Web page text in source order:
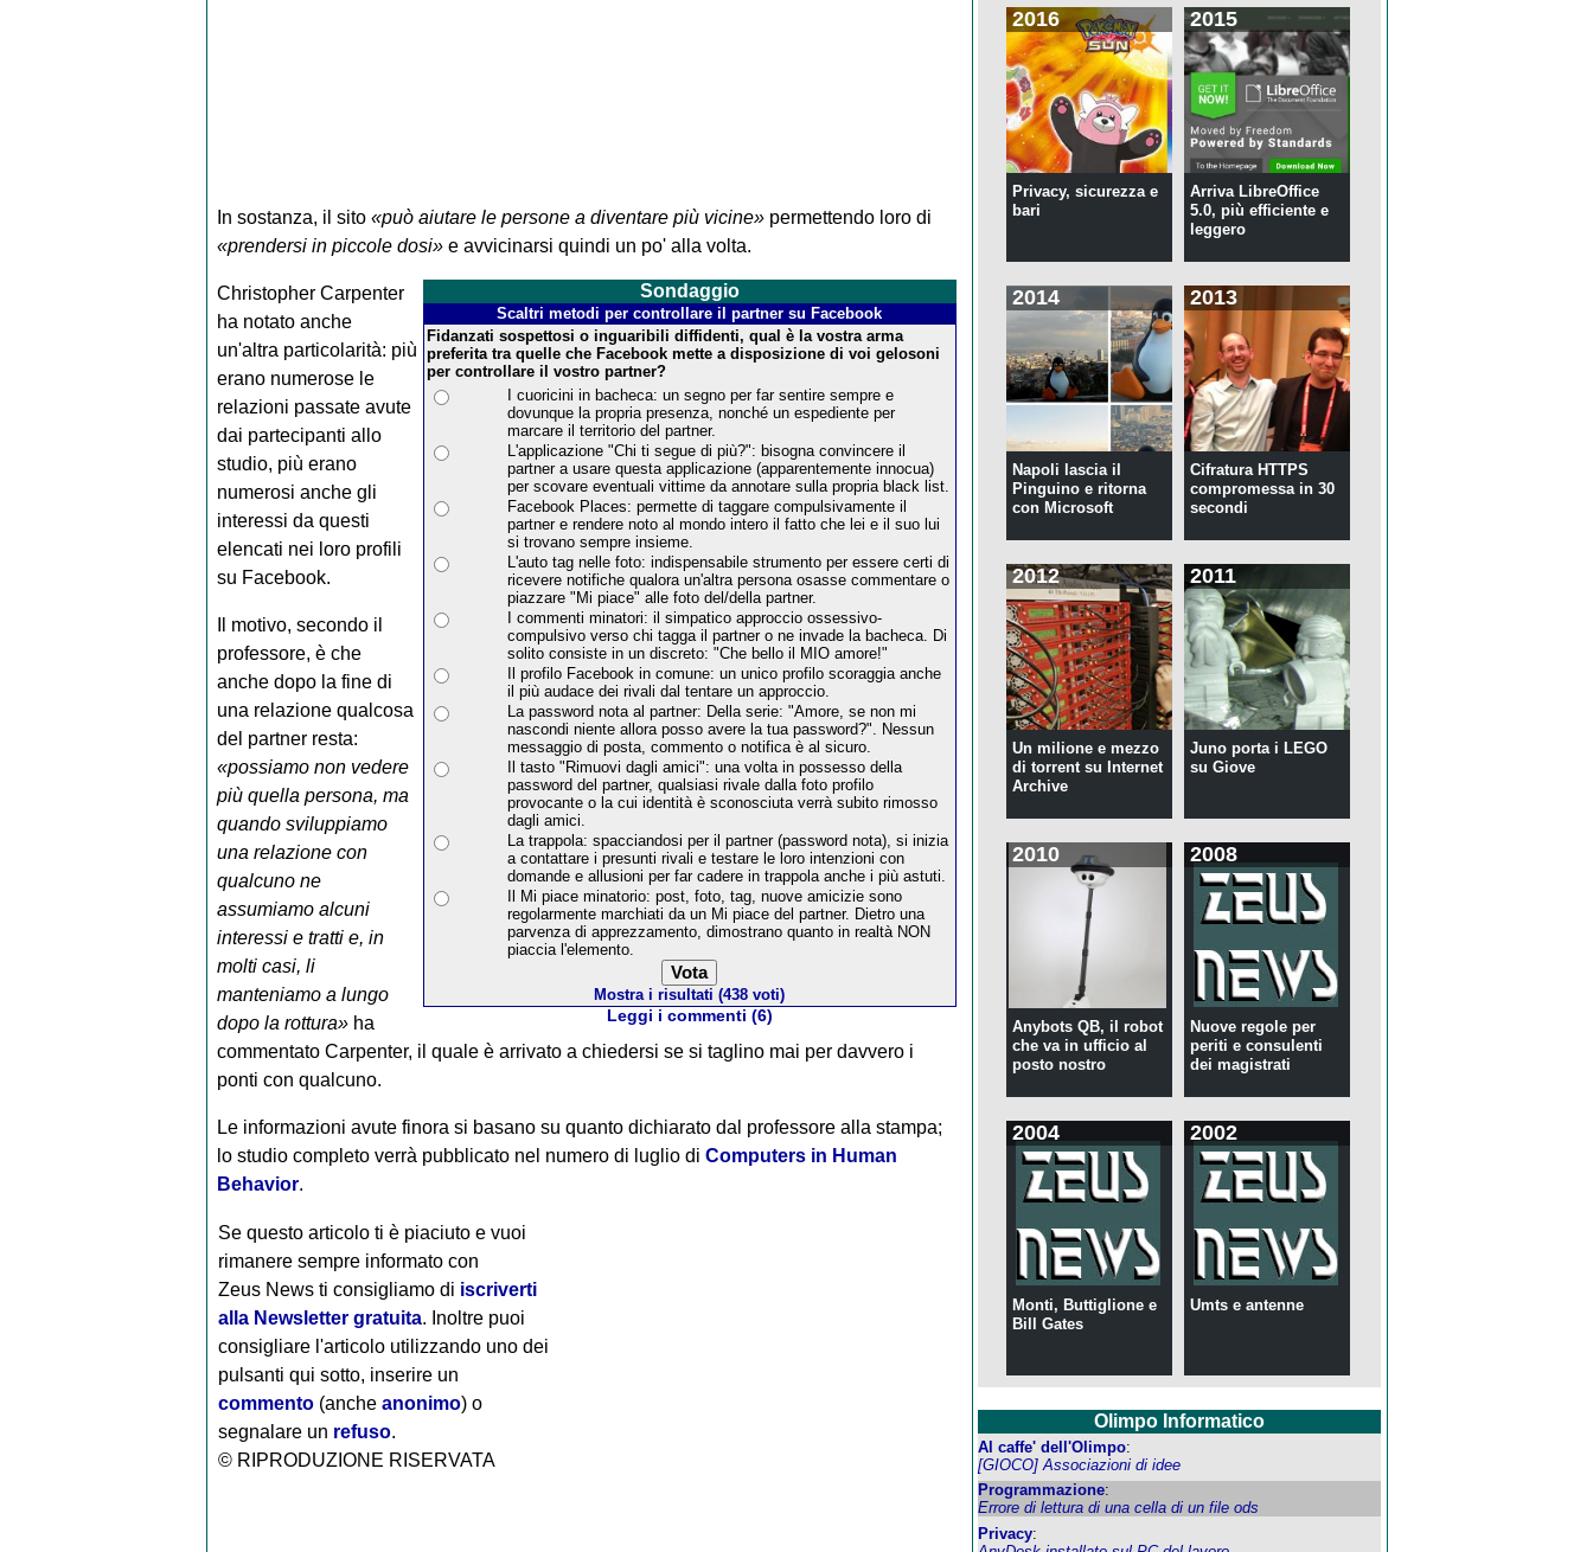
In sostanza, il sito «può aiutare le persone a diventare più vicine»permettendo loro di
«prendersi in piccole dosi»e avvicinarsi quindi un po' alla volta.
Sondaggio
Scaltri metodi per controllare il partner su Facebook
Fidanzati sospettosi o inguaribili diffidenti, qual è la vostra arma
preferita tra quelle che Facebook mette a disposizione di voi gelosoni
per controllare il vostro partner?
I cuoricini in bacheca: un segno per far sentire sempre e
dovunque la propria presenza, nonché un espediente per
marcare il territorio del partner.
L'applicazione "Chi ti segue di più?": bisogna convincere il
partner a usare questa applicazione (apparentemente innocua)
per scovare eventuali vittime da annotare sulla propria black list.
Facebook Places: permette di taggare compulsivamente il
partner e rendere noto al mondo intero il fatto che lei e il suo lui
si trovano sempre insieme.
L'auto tag nelle foto: indispensabile strumento per essere certi di
ricevere notifiche qualora un'altra persona osasse commentare o
piazzare "Mi piace" alle foto del/della partner.
I commenti minatori: il simpatico approccio ossessivo-
compulsivo verso chi tagga il partner o ne invade la bacheca. Di
solito consiste in un discreto: "Che bello il MIO amore!"
Il profilo Facebook in comune: un unico profilo scoraggia anche
il più audace dei rivali dal tentare un approccio.
La password nota al partner: Della serie: "Amore, se non mi
nascondi niente allora posso avere la tua password?". Nessun
messaggio di posta, commento o notifica è al sicuro.
Il tasto "Rimuovi dagli amici": una volta in possesso della
password del partner, qualsiasi rivale dalla foto profilo
provocante o la cui identità è sconosciuta verrà subito rimosso
dagli amici.
La trappola: spacciandosi per il partner (password nota), si inizia
a contattare i presunti rivali e testare le loro intenzioni con
domande e allusioni per far cadere in trappola anche i più astuti.
Il Mi piace minatorio: post, foto, tag, nuove amicizie sono
regolarmente marchiati da un Mi piace del partner. Dietro una
parvenza di apprezzamento, dimostrano quanto in realtà NON
piaccia l'elemento.
Mostra i risultati (438 voti)
Leggi i commenti (6)
Christopher Carpenter
ha notato anche
un'altra particolarità: più
erano numerose le
relazioni passate avute
dai partecipanti allo
studio, più erano
numerosi anche gli
interessi da questi
elencati nei loro profili
su Facebook.
Il motivo, secondo il
professore, è che
anche dopo la fine di
una relazione qualcosa
del partner resta:
«possiamo non vedere
più quella persona, ma
quando sviluppiamo
una relazione con
qualcuno ne
assumiamo alcuni
interessi e tratti e, in
molti casi, li
manteniamo a lungo
dopo la rottura»ha
commentato Carpenter, il quale è arrivato a chiedersi se si taglino mai per davvero i
ponti con qualcuno.
Le informazioni avute finora si basano su quanto dichiarato dal professore alla stampa;
lo studio completo verrà pubblicato nel numero di luglio di Computers in Human
Behavior.
Se questo articolo ti è piaciuto e vuoi
rimanere sempre informato con
Zeus News ti consigliamo di iscriverti
alla Newsletter gratuita. Inoltre puoi
consigliare l'articolo utilizzando uno dei
pulsanti qui sotto, inserire un
commento(anche anonimo) o
segnalare un refuso.
© RIPRODUZIONE RISERVATA
2016
Privacy, sicurezza e
bari
2015
Arriva LibreOffice
5.0, più efficiente e
leggero
2014
Napoli lascia il
Pinguino e ritorna
con Microsoft
2013
Cifratura HTTPS
compromessa in 30
secondi
2012
Un milione e mezzo
di torrent su Internet
Archive
2011
Juno porta i LEGO
su Giove
2010
Anybots QB, il robot
che va in ufficio al
posto nostro
2008
Nuove regole per
periti e consulenti
dei magistrati
2004
Monti, Buttiglione e
Bill Gates
2002
Umts e antenne
Olimpo Informatico
Al caffe' dell'Olimpo:
[GIOCO] Associazioni di idee
Programmazione:
Errore di lettura di una cella di un file ods
Privacy: